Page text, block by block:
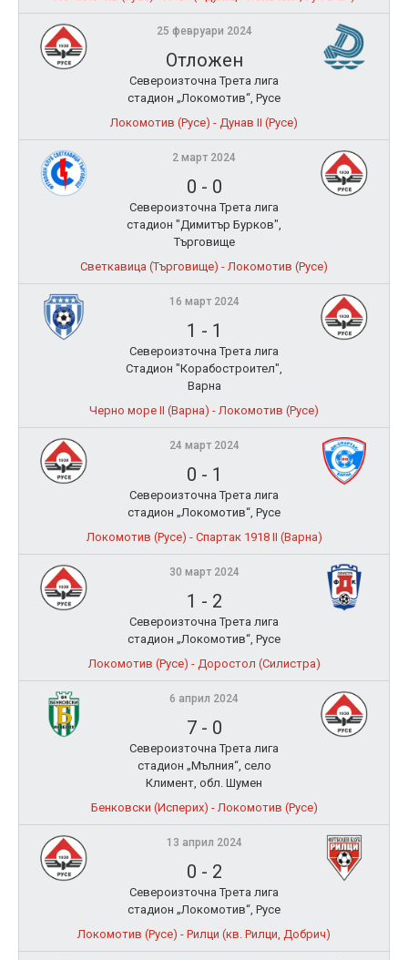
25 февруари 2024
Отложен
Североизточна Трета лига
стадион „Локомотив“, Русе
Локомотив (Русе) - Дунав II (Русе)
2 март 2024
0 - 0
Североизточна Трета лига
стадион "Димитър Бурков",
Търговище
Светкавица (Търговище) - Локомотив (Русе)
16 март 2024
1 - 1
Североизточна Трета лига
Стадион "Корабостроител",
Варна
Черно море II (Варна) - Локомотив (Русе)
24 март 2024
0 - 1
Североизточна Трета лига
стадион „Локомотив“, Русе
Локомотив (Русе) - Спартак 1918 II (Варна)
30 март 2024
1 - 2
Североизточна Трета лига
стадион „Локомотив“, Русе
Локомотив (Русе) - Доростол (Силистра)
6 април 2024
7- 0
Североизточна Трета лига
стадион „Мълния“, село
Климент, обл. Шумен
Бенковски (Исперих) - Локомотив (Русе)
13 април 2024
0 - 2
Североизточна Трета лига
стадион „Локомотив“, Русе
Локомотив (Русе) - Рилци (кв. Рилци, Добрич)